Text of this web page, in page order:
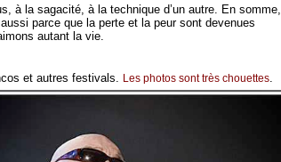
à la sagacité, à la technique d’un autre. En somme,
parce que la perte et la peur sont devenues
autant la vie.
et autres festivals. Les photos sont très chouettes.